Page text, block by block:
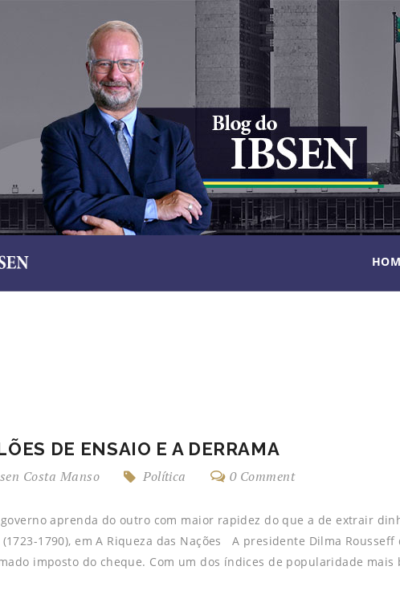
DE ENSAIO E A DERRAMA
Costa Manso Política 0 Comment
aprenda do outro com maior rapidez do que a de extrair
(1723-1790), em A Riqueza das Nações A presidente Dilma
imposto do cheque. Com um dos índices de popularidade mais